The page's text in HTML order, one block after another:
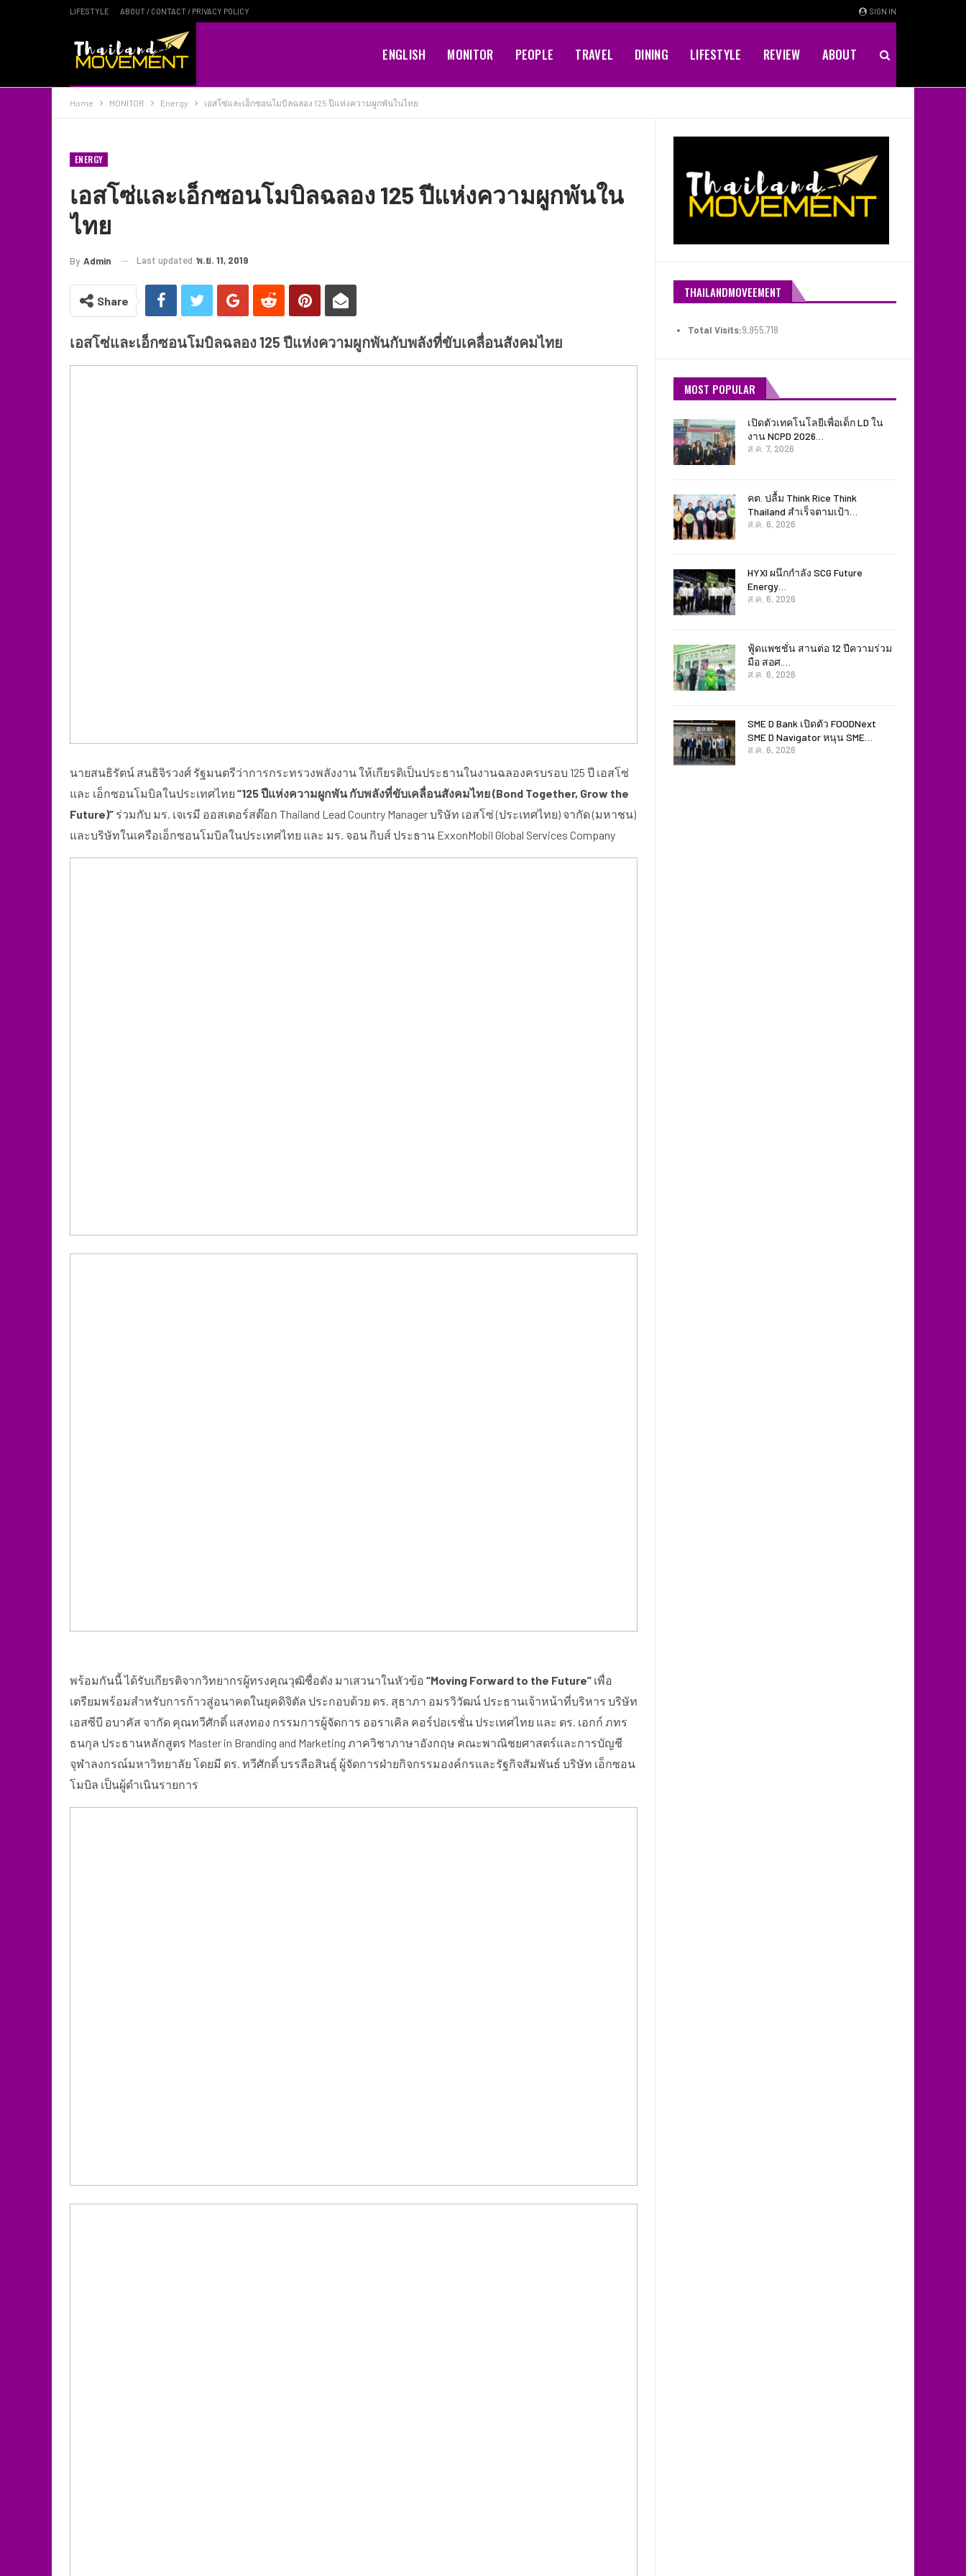
SIGN IN
LIFESTYLE ABOUT / CONTACT / PRIVACY POLICY
ENGLISH MONITOR PEOPLE TRAVEL DINING LIFESTYLE REVIEW ABOUT
Home MONITOR Energy เอสโซ่และเอ็กซอนโมบิลฉลอง 125 ปีแห่งความผูกพันในไทย
ENERGY
เอสโซ่และเอ็กซอนโมบิลฉลอง 125 ปีแห่งความผูกพันใน
ไทย
By Admin Last updated พ.ย. 11, 2019
Share
เอสโซ่และเอ็กซอนโมบิลฉลอง 125 ปีแห่งความผูกพันกับพลังที่ขับเคลื่อนสังคมไทย
นายสนธิรัตน์ สนธิจิรวงศ์ รัฐมนตรีว่าการกระทรวงพลังงาน ให้เกียรติเป็นประธานในงานฉลองครบรอบ 125 ปี เอสโซ่
และ เอ็กซอนโมบิลในประเทศไทย “125 ปีแห่งความผูกพัน กับพลังที่ขับเคลื่อนสังคมไทย (Bond Together, Grow the
Future)” ร่วมกับ มร. เจเรมี ออสเตอร์สต๊อก Thailand Lead Country Manager บริษัท เอสโซ่ (ประเทศไทย) จากัด (มหาชน)
และบริษัทในเครือเอ็กซอนโมบิลในประเทศไทย และ มร. จอน กิบส์ ประธาน ExxonMobil Global Services Company
พร้อมกันนี้ ได้รับเกียรติจากวิทยากรผู้ทรงคุณวุฒิชื่อดัง มาเสวนาในหัวข้อ “Moving Forward to the Future” เพื่อ
เตรียมพร้อมสำหรับการก้าวสู่อนาคตในยุคดิจิตัล ประกอบด้วย ดร. สุธาภา อมรวิวัฒน์ ประธานเจ้าหน้าที่บริหาร บริษัท
เอสซีบี อบาคัส จากัด คุณทวีศักดิ์ แสงทอง กรรมการผู้จัดการ ออราเคิล คอร์ปอเรชั่น ประเทศไทย และ ดร. เอกก์ ภทร
ธนกุล ประธานหลักสูตร Master in Branding and Marketing ภาควิชาภาษาอังกฤษ คณะพาณิชยศาสตร์และการบัญชี
จุฬาลงกรณ์มหาวิทยาลัย โดยมี ดร. ทวีศักดิ์ บรรลือสินธุ์ ผู้จัดการฝ่ายกิจกรรมองค์กรและรัฐกิจสัมพันธ์ บริษัท เอ็กซอน
โมบิล เป็นผู้ดำเนินรายการ
THAILANDMOVEEMENT
Total Visits:9,955,718
MOST POPULAR
เปิดตัวเทคโนโลยีเพื่อเด็ก LD ใน
งาน NCPD 2026…
ส.ค. 7, 2026
คต. ปลื้ม Think Rice Think
Thailand สำเร็จตามเป้า…
ส.ค. 6, 2026
HYXI ผนึกกำลัง SCG Future
Energy…
ส.ค. 6, 2026
ฟู้ดแพชชั่น สานต่อ 12 ปีความร่วม
มือ สอศ.…
ส.ค. 6, 2026
SME D Bank เปิดตัว FOODNext
SME D Navigator หนุน SME…
ส.ค. 6, 2026